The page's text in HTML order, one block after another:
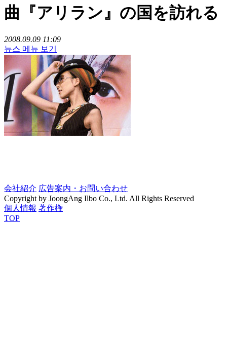
曲『アリラン』の国を訪れる
2008.09.09 11:09
뉴스 메뉴 보기
会社紹介 広告案内・お問い合わせ
Copyright by JoongAng Ilbo Co., Ltd. All Rights Reserved
個人情報 著作権
TOP